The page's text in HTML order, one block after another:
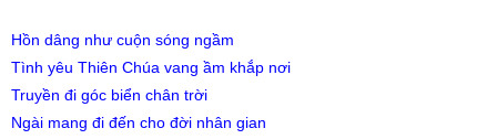
Hồn dâng như cuộn sóng ngầm
Tình yêu Thiên Chúa vang ầm khắp nơi
Truyền đi góc biển chân trời
Ngài mang đi đến cho đời nhân gian